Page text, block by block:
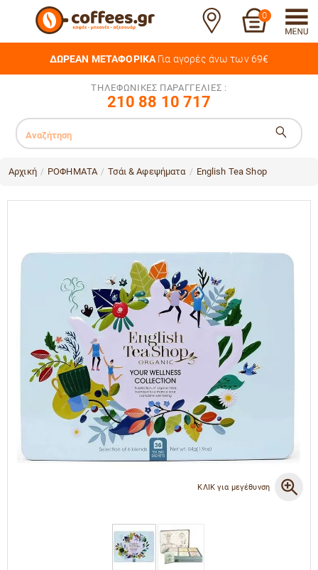
0
ΔΩΡΕΑΝ ΜΕΤΑΦΟΡΙΚΑ Για αγορές άνω των 69€
ΤΗΛΕΦΩΝΙΚΕΣ ΠΑΡΑΓΓΕΛΙΕΣ :
210 88 10 717
Αρχική / ΡΟΦΗΜΑΤΑ / Τσάι & Αφεψήματα / English Tea Shop
ΚΛΙΚ για μεγέθυνση